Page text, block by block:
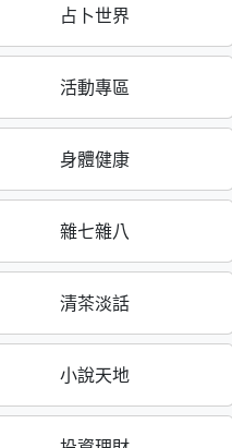
占卜世界
活動專區
身體健康
雜七雜八
清茶淡話
小說天地